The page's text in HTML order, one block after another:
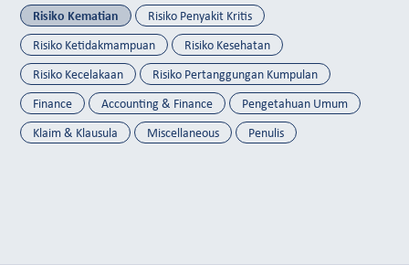
Risiko Kematian
Risiko Penyakit Kritis
Risiko Ketidakmampuan
Risiko Kesehatan
Risiko Kecelakaan
Risiko Pertanggungan Kumpulan
Finance
Accounting & Finance
Pengetahuan Umum
Klaim & Klausula
Miscellaneous Penulis